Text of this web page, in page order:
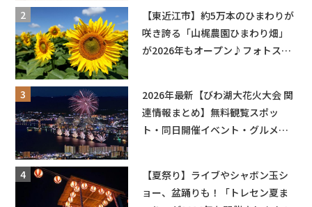
【東近江市】約5万本のひまわりが
咲き誇る「山梶農園ひまわり畑」
が2026年もオープン♪フォトスポ
2026年最新【びわ湖大花火大会 関
連情報まとめ】無料観覧スポッ
ト・同日開催イベント・グルメマ
【夏祭り】ライブやシャボン玉シ
ョー、盆踊りも！「トレセン夏ま